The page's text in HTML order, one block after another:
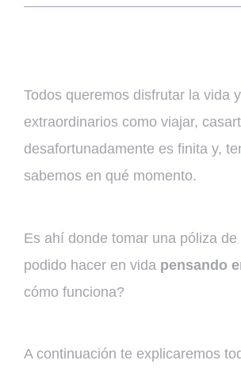
Todos queremos disfrutar la vida
extraordinarios como viajar,
desafortunadamente es finita y,
sabemos en qué momento.
Es ahí donde tomar una póliza de
podido hacer en vida pensando
cómo funciona?
A continuación te explicaremos